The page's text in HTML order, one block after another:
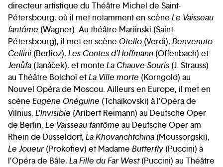
directeur artistique du Théâtre Michel de Saint-
Pétersbourg, où il met notamment en scène Le Vaisseau
fantôme (Wagner). Au théâtre Mariinski (Saint-
Pétersbourg), il met en scène Otello (Verdi), Benvenuto
Cellini (Berlioz), Les Contes d’Hoffmann (Offenbach) et
Jenůfa (Janáček), et monte La Chauve-Souris (J. Strauss)
au Théâtre Bolchoï etLa Ville morte (Korngold) au
Nouvel Opéra de Moscou. Ailleurs en Europe, il met en
scène Eugène Onéguine (Tchaïkovski) à l’Opéra de
Vilnius, L’Invisible (Aribert Reimann) au Deutsche Oper
de Berlin, Le Vaisseau fantôme au Deutsche Oper am
Rhein de Düsseldorf, La Khovanchtchina (Moussorgski),
Le Joueur(Prokofiev) et Madame Butterfly(Puccini) à
l’Opéra de Bâle, La Fille du Far West(Puccini) au Théâtre